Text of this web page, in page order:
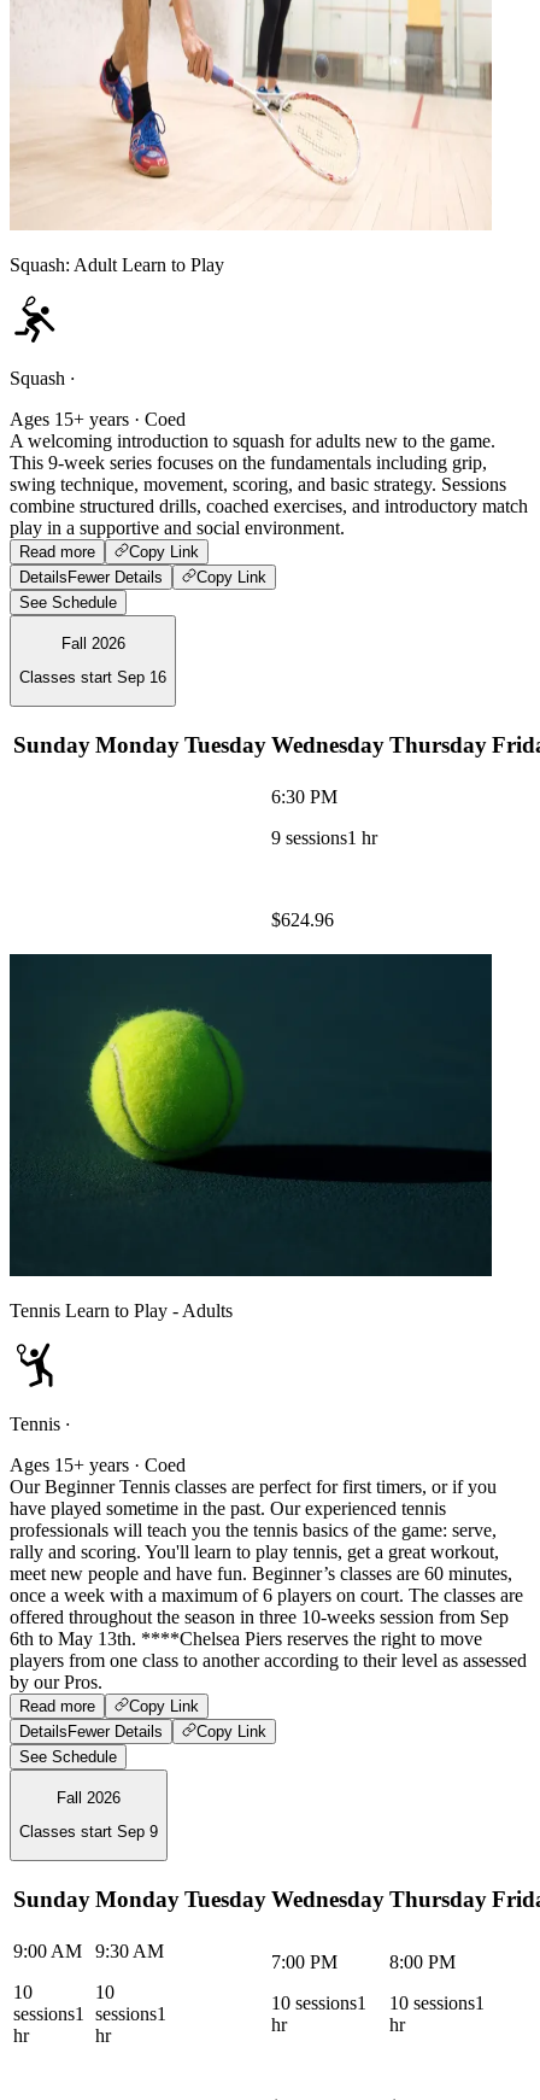
Squash: Adult Learn to Play
Squash ·
Ages 15+ years · Coed
A welcoming introduction to squash for adults new to the game.
This 9-week series focuses on the fundamentals including grip,
swing technique, movement, scoring, and basic strategy. Sessions
combine structured drills, coached exercises, and introductory match
play in a supportive and social environment.
Read more
Copy Link
DetailsFewer Details
Copy Link
See Schedule
Fall 2026
Classes start Sep 16
SundayMondayTuesdayWednesdayThursday
6:30 PM
9 sessions1 hr
$624.96
Tennis Learn to Play - Adults
Tennis ·
Ages 15+ years · Coed
Our Beginner Tennis classes are perfect for first timers, or if you
have played sometime in the past. Our experienced tennis
professionals will teach you the tennis basics of the game: serve,
rally and scoring. You'll learn to play tennis, get a great workout,
meet new people and have fun. Beginner’s classes are 60 minutes,
once a week with a maximum of 6 players on court. The classes are
offered throughout the season in three 10-weeks session from Sep
6th to May 13th. ****Chelsea Piers reserves the right to move
players from one class to another according to their level as assessed
by our Pros.
Read more
Copy Link
DetailsFewer Details
Copy Link
See Schedule
Fall 2026
Classes start Sep 9
SundayMondayTuesdayWednesdayThursday
9:00 AM
10
sessions1
hr
9:30 AM
10
sessions1
hr
7:00 PM
10 sessions1
hr
8:00 PM
10 sessions1
hr